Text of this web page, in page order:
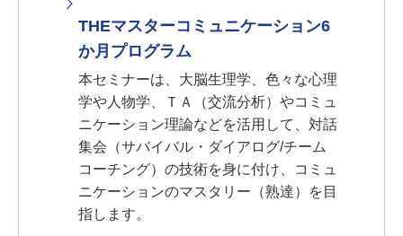
THEマスターコミュニケーション6
か月プログラム
本セミナーは、大脳生理学、色々な心理
学や人物学、ＴＡ（交流分析）やコミュ
ニケーション理論などを活用して、対話
集会（サバイバル・ダイアログ/チーム
コーチング）の技術を身に付け、コミュ
ニケーションのマスタリー（熟達）を目
指します。